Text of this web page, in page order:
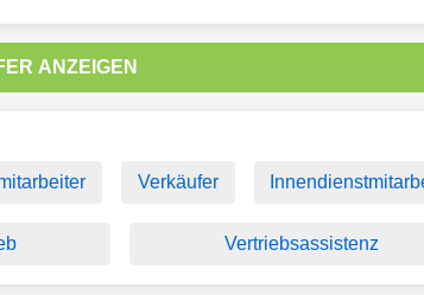
ANZEIGEN
Verkäufer
Vertriebsassistenz